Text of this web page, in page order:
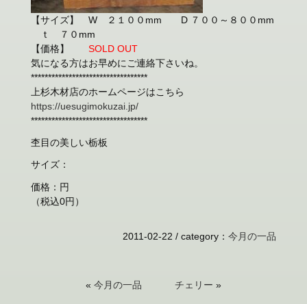
【サイズ】 W ２１００mm D ７００～８００mm
ｔ ７０mm
【価格】 SOLD OUT
気になる方はお早めにご連絡下さいね。
**********************************
上杉木材店のホームページはこちら
https://uesugimokuzai.jp/
**********************************
杢目の美しい栃板
サイズ：
価格：円
（税込0円）
2011-02-22 /category ：今月の一品
« 今月の一品 チェリー »